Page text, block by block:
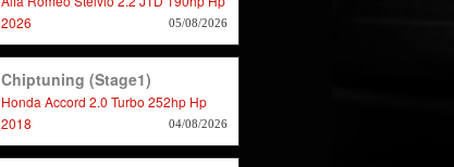
2026
05/08/2026
Chiptuning (stage1)
Honda Accord 2.0 Turbo 252hp Hp
2018
04/08/2026